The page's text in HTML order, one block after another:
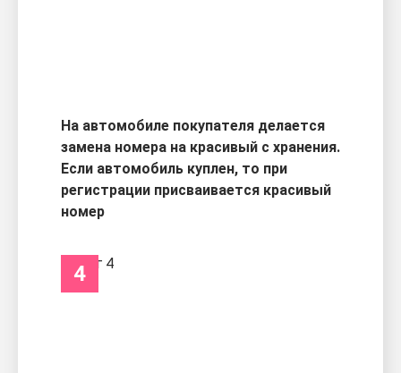
На автомобиле покупателя делается
замена номера на красивый с хранения.
Если автомобиль куплен, то при
регистрации присваивается красивый
номер
4